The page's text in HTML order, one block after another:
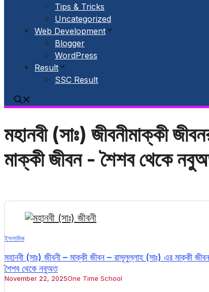
Tips & Tricks
Uncategorized
Web Development
Blogger
WordPress
Result
SSC Result
মহানবী (সাঃ) জীবনীমাক্কী
মাক্কী জীবন - শৈশব থেকে
ইসলামিক
মহানবী (সাঃ) জীবনী – মাক্কী জীবন – রাসূলুল্লাহ (সাঃ) এর মাক্কী
শৈশব থেকে নবুঅত
November 22, 2025One Time School